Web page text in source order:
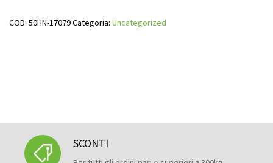
COD: 50HN-17079Categoria: Uncategorized
SCONTI